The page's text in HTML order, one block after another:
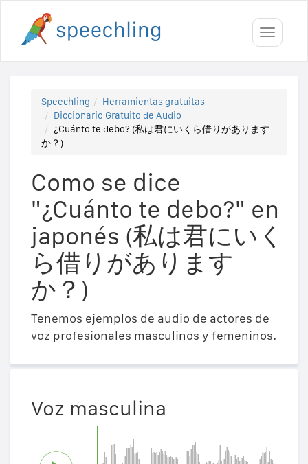
Toggle
Speechling
Herramientas gratuitas
Diccionario Gratuito de Audio
¿Cuánto te debo? (私は君にいくら借りがあります
か？)
Como se dice
"¿Cuánto te debo?" en
japonés (私は君にいく
ら借りがあります
か？)
Tenemos ejemplos de audio de actores de
voz profesionales masculinos y femeninos.
Voz masculina